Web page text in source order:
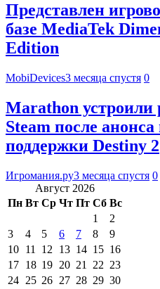
Представлен
базе MediaTek
Edition
MobiDevices3 месяца спустя 0
Marathon устроили
Steam после
поддержки Destiny 2
Игромания.ру3 месяца спустя 0
Август 2026
Пн Вт Ср Чт Пт Сб Вс
1
2
3
4 5 6 7 8
9
10 11 12 13 14 15 16
17 18 19 20 21 22 23
24 25 26 27 28 29 30